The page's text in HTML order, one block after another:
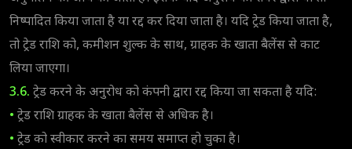
निष्पादित किया जाता है या रद्द कर दिया जाता है। यदि ट्रेड किया जाता है,
तो ट्रेड राशि को, कमीशन शुल्क के साथ, ग्राहक के खाता बैलेंस से काट
लिया जाएगा।
3.6. ट्रेड करने के अनुरोध को कंपनी द्वारा रद्द किया जा सकता है यदि:
• ट्रेड राशि ग्राहक के खाता बैलेंस से अधिक है।
• ट्रेड को स्वीकार करने का समय समाप्त हो चुका है।